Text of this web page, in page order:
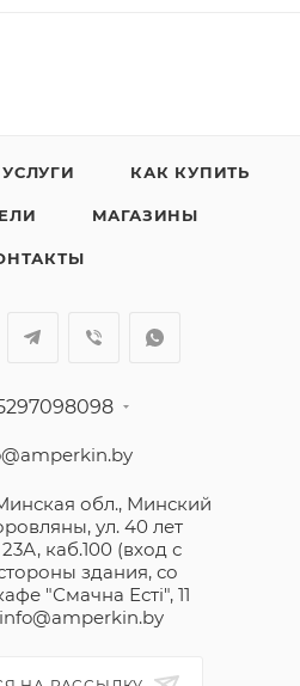
УСЛУГИ КАК КУПИТЬ
МАГАЗИНЫ
обл., Минский
ул. 40 лет
каб.100 (вход с
здания, со
"Смачна Естi", 11
info@amperkin.by